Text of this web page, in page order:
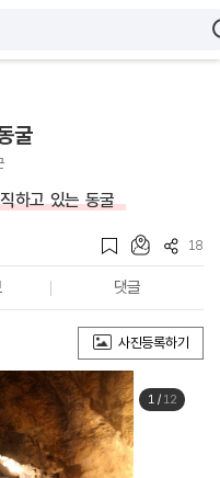
굴
하고 있는 동굴
18
댓글
사진등록하기
1/ 12